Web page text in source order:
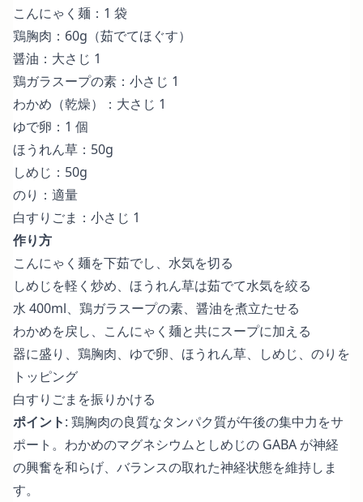
こんにゃく麺：1 袋
鶏胸肉：60g（茹でてほぐす）
醤油：大さじ 1
鶏ガラスープの素：小さじ 1
わかめ（乾燥）：大さじ 1
ゆで卵：1 個
ほうれん草：50g
しめじ：50g
のり：適量
白すりごま：小さじ 1
作り方
こんにゃく麺を下茹でし、水気を切る
しめじを軽く炒め、ほうれん草は茹でて水気を絞る
水 400ml、鶏ガラスープの素、醤油を煮立たせる
わかめを戻し、こんにゃく麺と共にスープに加える
器に盛り、鶏胸肉、ゆで卵、ほうれん草、しめじ、のりを
トッピング
白すりごまを振りかける
ポイント: 鶏胸肉の良質なタンパク質が午後の集中力をサ
ポート。わかめのマグネシウムとしめじの GABA が神経
の興奮を和らげ、バランスの取れた神経状態を維持しま
す。